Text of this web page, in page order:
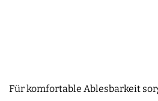
Für komfortable Ablesbarkeit